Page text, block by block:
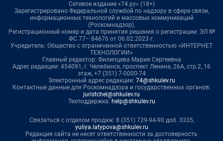
Сетевое издание «74.ру» (18+)
Зарегистрировано Федеральной службой по надзору в сфере связи,
информационных технологий и массовых коммуникаций
(Роскомнадзор).
Регистрационный номер и дата принятия решения о регистрации: ЭЛ №
ФС 77– 84676 от 06.02.2023 г.
Учредитель: Общество с ограниченной ответственностью «ИНТЕРНЕТ
ТЕХНОЛОГИИ»
Главный редактор: Филипцева Мария Сергеевна
Адрес редакции: 454091, г. Челябинск, проспект Ленина, 26А, стр.2, 16
этаж, +7 (351) 7-0000-74
Электронный адрес редакции: 74@shkulev.ru
Контактные данные для Роскомнадзора и государственных органов:
juristchel@shkulev.ru
Техподдержка: help@shkulev.ru
Связаться с отделом продаж: 8 (351) 729-94-90 доб. 3335,
yuliya.latypova@shkulev.ru
Редакция сайта не несет ответственности за достоверность